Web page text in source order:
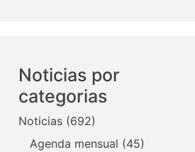
Noticias por
categorias
Noticias (692)
Agenda mensual (45)